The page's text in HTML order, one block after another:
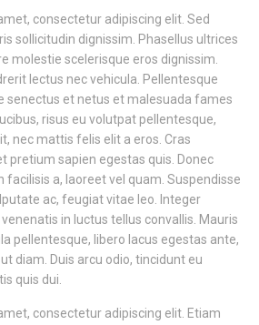
consectetur adipiscing elit. Sed
sollicitudin dignissim. Phasellus ultrices
molestie scelerisque eros dignissim.
lectus nec vehicula. Pellentesque
senectus et netus et malesuada fames
risus eu volutpat pellentesque,
nec mattis felis elit a eros. Cras
pretium sapien egestas quis. Donec
facilisis a, laoreet vel quam. Suspendisse
ac, feugiat vitae leo. Integer
in luctus tellus convallis. Mauris
pellentesque, libero lacus egestas ante,
diam. Duis arcu odio, tincidunt eu
quis dui.
consectetur adipiscing elit. Etiam